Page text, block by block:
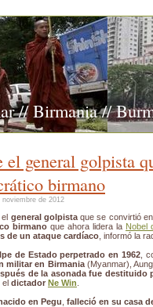
// Birmania //
el general golpista
birmano
de 2012
, el general golpistaque se convirtió en
birmano que ahora lidera la Nobel
de un ataque cardíaco , informó la
de Estado perpetrado en 1962 ,
militar en Birmania(Myanmar),
de la asonada fue destituido
el dictador Ne Win
en Pegu falleció en su casa